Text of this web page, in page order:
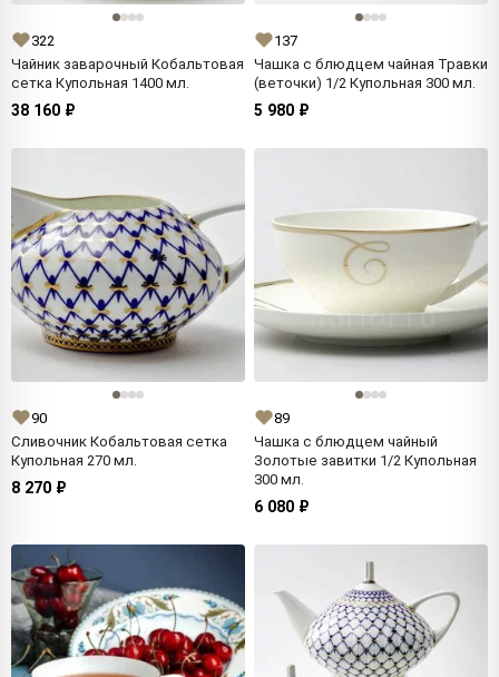
322
Чайник заварочный Кобальтовая
сетка Купольная 1400 мл.
38 160 ₽
137
Чашка с блюдцем чайная Травки
(веточки) 1/2 Купольная 300 мл.
5 980 ₽
90
Сливочник Кобальтовая сетка
Купольная 270 мл.
8 270 ₽
89
Чашка с блюдцем чайный
Золотые завитки 1/2 Купольная
300 мл.
6 080 ₽